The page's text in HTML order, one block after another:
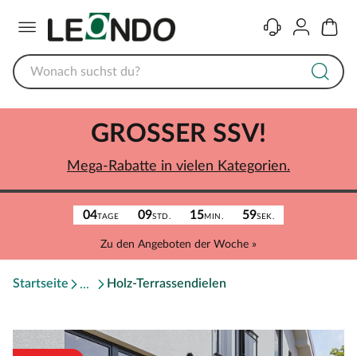
KontaktKonto
04TAGE 09STD. 15MIN. 59SEK.
Zu den Angeboten der Woche »
GROSSER SSV!
Mega-Rabatte in vielen Kategorien.
Startseite Holz-Terrassendielen